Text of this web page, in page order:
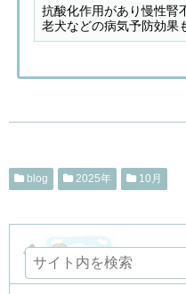
抗酸化作用があり慢性腎
老犬などの病気予防効果
blog 2025年 10月
2025.10.06